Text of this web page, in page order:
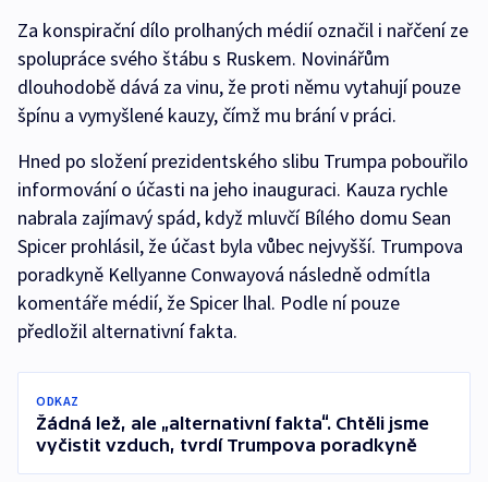
Za konspirační dílo prolhaných médií označil i nařčení ze
spolupráce svého štábu s Ruskem. Novinářům
dlouhodobě dává za vinu, že proti němu vytahují pouze
špínu a vymyšlené kauzy, čímž mu brání v práci.
Hned po složení prezidentského slibu Trumpa pobouřilo
informování o účasti na jeho inauguraci. Kauza rychle
nabrala zajímavý spád, když mluvčí Bílého domu Sean
Spicer prohlásil, že účast byla vůbec nejvyšší. Trumpova
poradkyně Kellyanne Conwayová následně odmítla
komentáře médií, že Spicer lhal. Podle ní pouze
předložil alternativní fakta.
ODKAZ
Žádná lež, ale „alternativní fakta“. Chtěli jsme
vyčistit vzduch, tvrdí Trumpova poradkyně